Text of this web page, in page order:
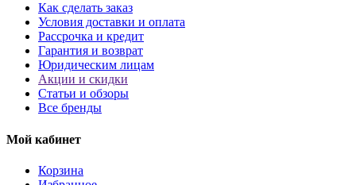
Как сделать заказ
Условия доставки и оплата
Рассрочка и кредит
Гарантия и возврат
Юридическим лицам
Акции и скидки
Статьи и обзоры
Все бренды
Мой кабинет
Корзина